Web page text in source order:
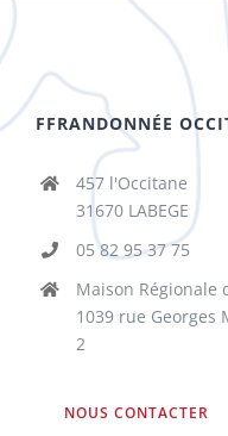
FFRANDONNÉE
457 l'Occitane
31670 LABEGE
05 82 95 37 75
Maison Régionale
1039 rue Georges
2
NOUS CONTACTER